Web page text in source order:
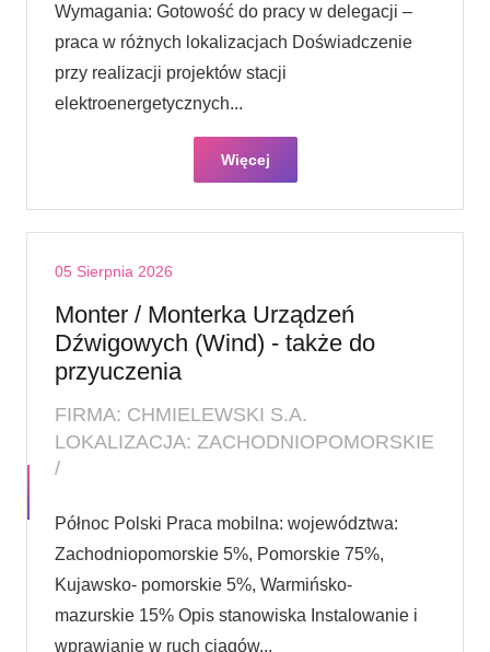
Wymagania: Gotowość do pracy w delegacji –
praca w różnych lokalizacjach Doświadczenie
przy realizacji projektów stacji
elektroenergetycznych...
Więcej
05 Sierpnia 2026
Monter / Monterka Urządzeń
Dźwigowych (Wind) - także do
przyuczenia
FIRMA: CHMIELEWSKI S.A.
LOKALIZACJA: ZACHODNIOPOMORSKIE
/
Północ Polski Praca mobilna: województwa:
Zachodniopomorskie 5%, Pomorskie 75%,
Kujawsko- pomorskie 5%, Warmińsko-
mazurskie 15% Opis stanowiska Instalowanie i
wprawianie w ruch ciągów...